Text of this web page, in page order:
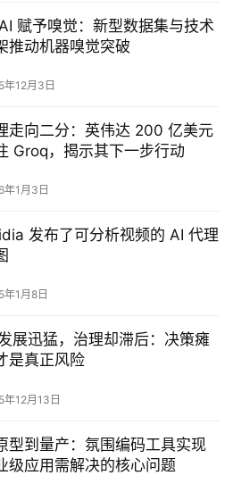
赋予嗅觉：新型数据集与技术
推动机器嗅觉突破
年12月3日
走向二分：英伟达 200 亿美元
Groq，揭示其下一步行动
年1月3日
发布了可分析视频的 AI 代理
年1月8日
展迅猛，治理却滞后：决策瘫
是真正风险
年12月13日
型到量产：氛围编码工具实现
级应用需解决的核心问题